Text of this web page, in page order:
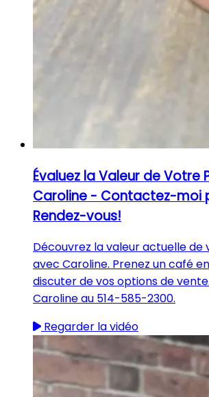
Évaluez la Valeur de Votre
Caroline - Contactez-moi
Rendez-vous!
Découvrez la valeur actuelle
avec Caroline. Prenez un café
discuter de vos options de
Caroline au 514-585-2300.
Regarder la vidéo